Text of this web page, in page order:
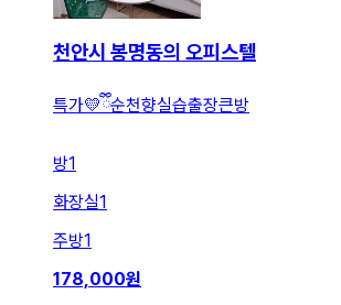
천안시 봉명동의 오피스텔
특가💛ྀི순천향실습출장큰방
방1
화장실1
주방1
178,000원